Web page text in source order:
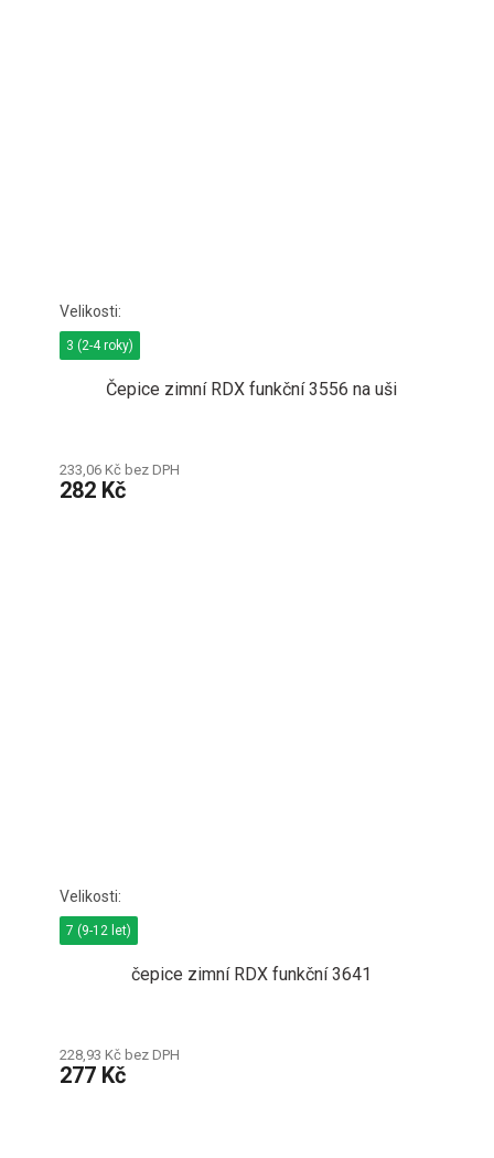
Čepice zimní RDX funkční 3556 na uši
233,06 Kč bez DPH
282 Kč
3 (2-4 roky)
čepice zimní RDX funkční 3641
228,93 Kč bez DPH
277 Kč
7 (9-12 let)